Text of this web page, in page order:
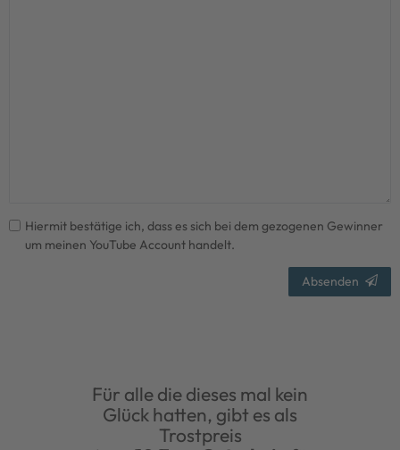
Hiermit bestätige ich, dass es sich bei dem gezogenen Gewinner
um meinen YouTube Account handelt.
Absenden
Für alle die dieses mal kein
Glück hatten, gibt es als
Trostpreis